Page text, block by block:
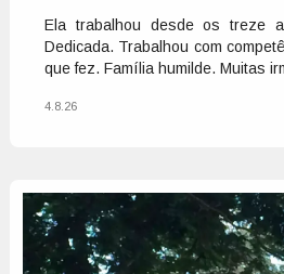
Ela trabalhou desde os treze
Dedicada. Trabalhou com
que fez. Família humilde. Muitas
4.8.26